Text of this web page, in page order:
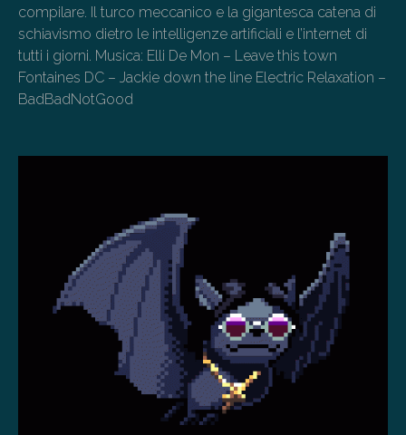
compilare. Il turco meccanico e la gigantesca catena di
schiavismo dietro le intelligenze artificiali e l’internet di
tutti i giorni. Musica: Elli De Mon – Leave this town
Fontaines DC – Jackie down the line Electric Relaxation –
BadBadNotGood